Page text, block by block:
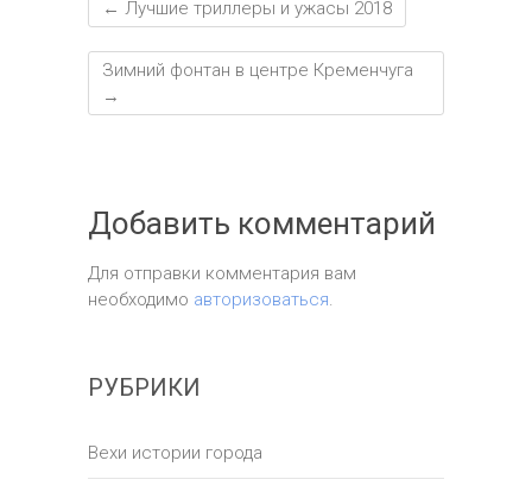
← Лучшие триллеры и ужасы 2018
Зимний фонтан в центре Кременчуга
→
Добавить комментарий
Для отправки комментария вам
необходимо авторизоваться.
РУБРИКИ
Вехи истории города